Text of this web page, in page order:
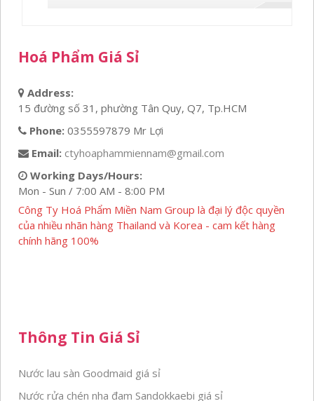
Hoá Phẩm Giá Sỉ
Address:
15 đường số 31, phường Tân Quy, Q7, Tp.HCM
Phone: 0355597879 Mr Lợi
Email: ctyhoaphammiennam@gmail.com
Working Days/Hours:
Mon - Sun / 7:00 AM - 8:00 PM
Công Ty Hoá Phẩm Miền Nam Group là đại lý độc quyền
của nhiều nhãn hàng Thailand và Korea - cam kết hàng
chính hãng 100%
Thông Tin Giá Sỉ
Nước lau sàn Goodmaid giá sỉ
Nước rửa chén nha đam Sandokkaebi giá sỉ